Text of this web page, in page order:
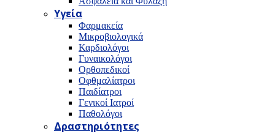
Υγεία
Φαρμακεία
Μικροβιολογικά
Καρδιολόγοι
Γυναικολόγοι
Ορθοπεδικοί
Οφθμαλίατροι
Παιδίατροι
Γενικοί Ιατροί
Παθολόγοι
Δραστηριότητες